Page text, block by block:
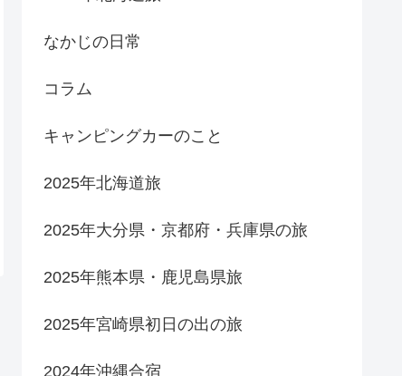
なかじの日常
コラム
キャンピングカーのこと
2025年北海道旅
2025年大分県・京都府・兵庫県の旅
2025年熊本県・鹿児島県旅
2025年宮崎県初日の出の旅
2024年沖縄合宿